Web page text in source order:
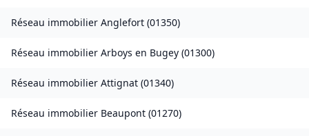
Réseau immobilier Anglefort (01350)
Réseau immobilier Arboys en Bugey (01300)
Réseau immobilier Attignat (01340)
Réseau immobilier Beaupont (01270)